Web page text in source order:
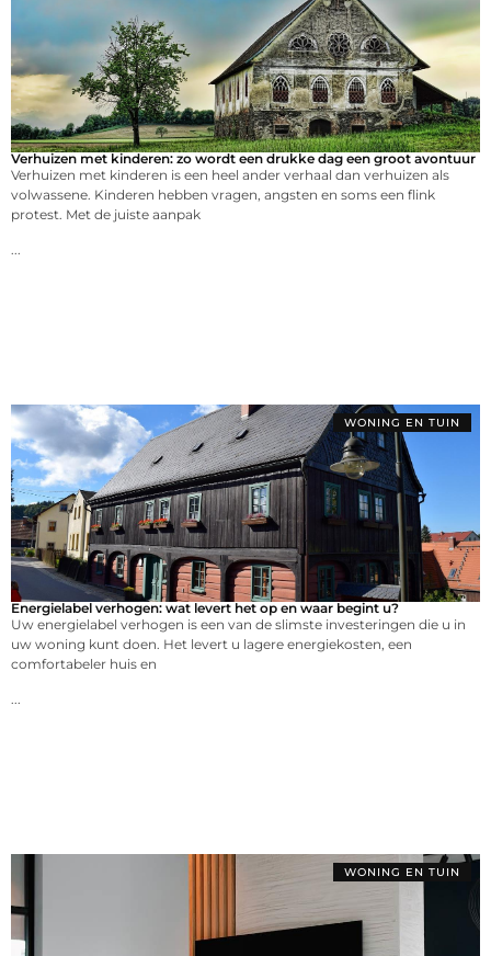
Verhuizen met kinderen: zo wordt een drukke dag een groot avontuur
Verhuizen met kinderen is een heel ander verhaal dan verhuizen als
volwassene. Kinderen hebben vragen, angsten en soms een flink
protest. Met de juiste aanpak
...
WONING EN TUIN
Energielabel verhogen: wat levert het op en waar begint u?
Uw energielabel verhogen is een van de slimste investeringen die u in
uw woning kunt doen. Het levert u lagere energiekosten, een
comfortabeler huis en
...
WONING EN TUIN